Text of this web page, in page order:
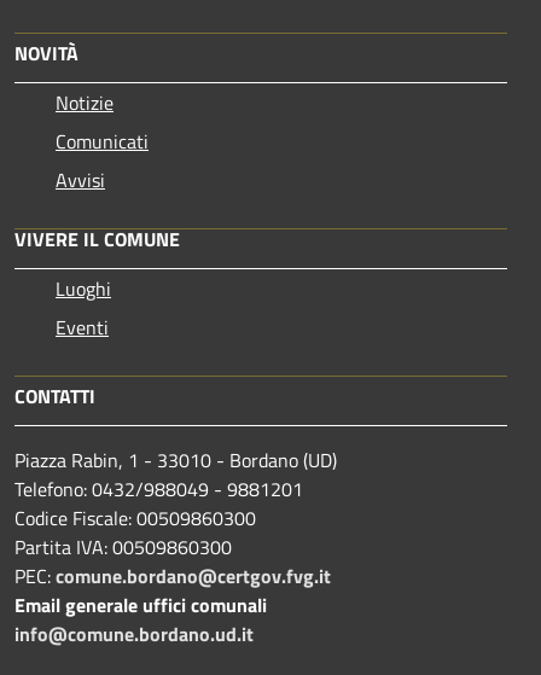
NOVITÀ
Notizie
Comunicati
Avvisi
VIVERE IL COMUNE
Luoghi
Eventi
CONTATTI
Piazza Rabin, 1 - 33010 - Bordano (UD)
Telefono: 0432/988049 - 9881201
Codice Fiscale: 00509860300
Partita IVA: 00509860300
PEC:comune.bordano@certgov.fvg.it
Email generale uffici comunali
info@comune.bordano.ud.it